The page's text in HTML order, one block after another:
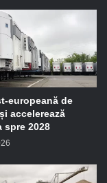
europeană de
accelerează
spre 2028